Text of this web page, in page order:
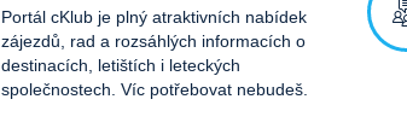
Portál cKlub je plný atraktivních nabídek
zájezdů, rad a rozsáhlých informacích o
destinacích, letištích i leteckých
společnostech. Víc potřebovat nebudeš.